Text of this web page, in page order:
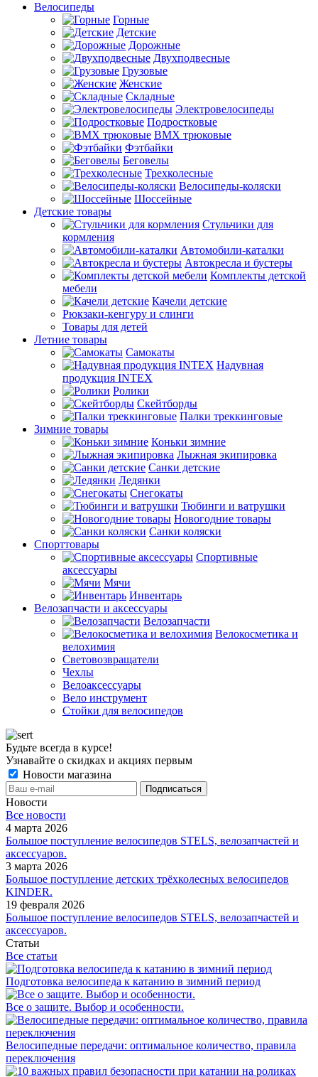
Велосипеды
Горные
Детские
Дорожные
Двухподвесные
Грузовые
Женские
Складные
Электровелосипеды
Подростковые
BMX трюковые
Фэтбайки
Беговелы
Трехколесные
Велосипеды-коляски
Шоссейные
Детские товары
Стульчики для
кормления
Автомобили-каталки
Автокресла и бустеры
Комплекты детской
мебели
Качели детские
Рюкзаки-кенгуру и слинги
Товары для детей
Летние товары
Самокаты
Надувная
продукция INTEX
Ролики
Скейтборды
Палки треккинговые
Зимние товары
Коньки зимние
Лыжная экипировка
Санки детские
Ледянки
Снегокаты
Тюбинги и ватрушки
Новогодние товары
Санки коляски
Спорттовары
Спортивные
аксессуары
Мячи
Инвентарь
Велозапчасти и аксессуары
Велозапчасти
Велокосметика и
велохимия
Световозвращатели
Чехлы
Велоаксессуары
Вело инструмент
Стойки для велосипедов
Будьте всегда в курсе!
Узнавайте о скидках и акциях первым
Новости магазина
Новости
Все новости
4 марта 2026
Большое поступление велосипедов STELS, велозапчастей и
аксессуаров.
3 марта 2026
Большое поступление детских трёхколесных велосипедов
KINDER.
19 февраля 2026
Большое поступление велосипедов STELS, велозапчастей и
аксессуаров.
Статьи
Все статьи
Подготовка велосипеда к катанию в зимний период
Все о защите. Выбор и особенности.
Велосипедные передачи: оптимальное количество, правила
переключения